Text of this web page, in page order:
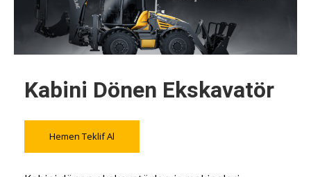
Kabini Dönen Ekskavatör
Hemen Teklif Al